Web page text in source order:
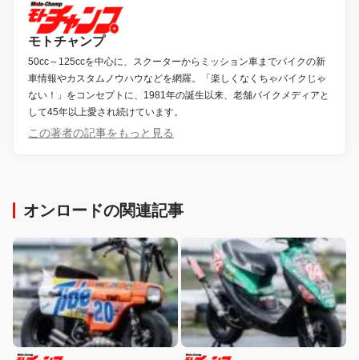
モトチャンプ
50cc～125ccを中心に、スクーターからミッション車までバイクの新
車情報やカスタムノウハウなどを網羅。「楽しくなくちゃバイクじゃ
ない！」をコンセプトに、1981年の誕生以来、老舗バイクメディアと
して45年以上愛され続けています。
この著者の記事をもっと見る
オンロードの関連記事